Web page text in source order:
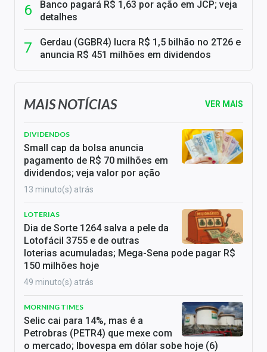
Banco pagará R$ 1,63 por ação em JCP; veja
detalhes
Gerdau (GGBR4) lucra R$ 1,5 bilhão no 2T26 e
anuncia R$ 451 milhões em dividendos
MAIS NOTÍCIAS VER MAIS
DIVIDENDOS
Small cap da bolsa anuncia
pagamento de R$ 70 milhões em
dividendos; veja valor por ação
13 minuto(s) atrás
LOTERIAS
Dia de Sorte 1264 salva a pele da
Lotofácil 3755 e de outras
loterias acumuladas; Mega-Sena pode pagar R$
150 milhões hoje
49 minuto(s) atrás
MORNING TIMES
Selic cai para 14%, mas é a
Petrobras (PETR4) que mexe com
o mercado; Ibovespa em dólar sobe hoje (6)